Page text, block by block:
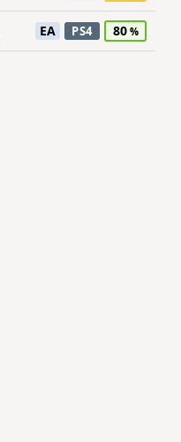
EA PS4 80